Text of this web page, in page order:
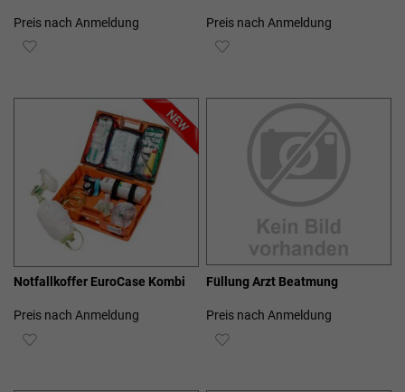
Preis nach Anmeldung
ZUR
HINZUFÜGEN
Preis nach Anmeldung
ZUR
HINZUFÜGEN
Notfallkoffer EuroCase Kombi
Preis nach Anmeldung
ZUR
Füllung Arzt Beatmung
Preis nach Anmeldung
ZUR